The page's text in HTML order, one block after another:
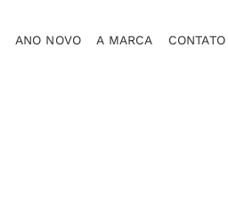
ANO NOVO A MARCA CONTATO